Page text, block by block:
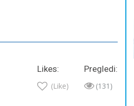
Pregledi:
(131)
Likes:
(Like)